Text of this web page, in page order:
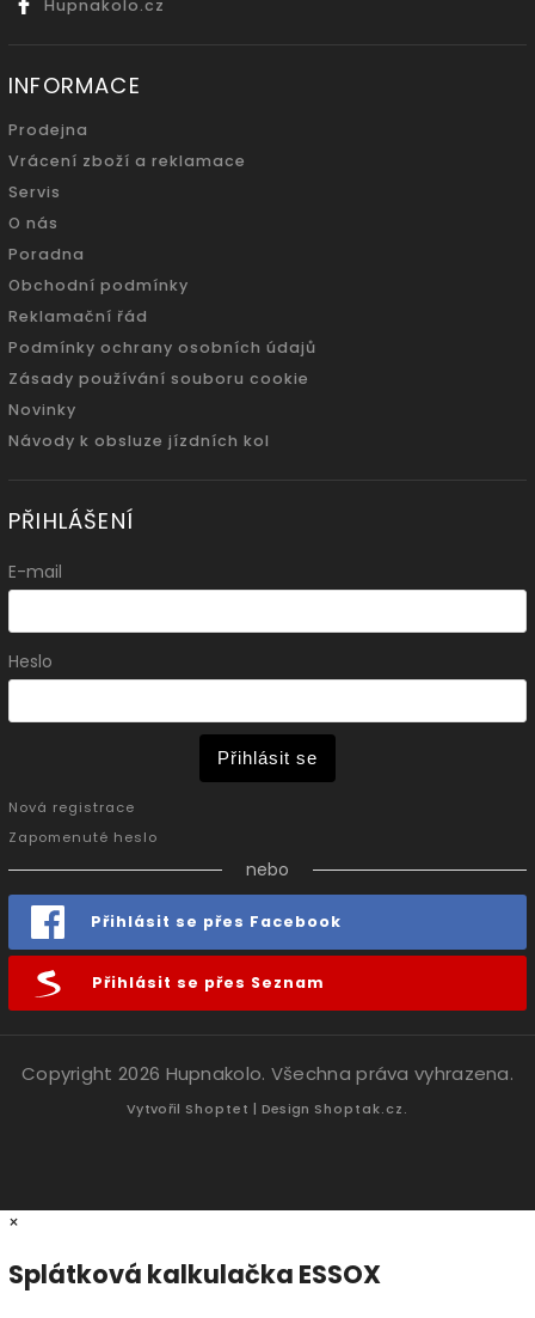
Hupnakolo.cz
INFORMACE
Prodejna
Vrácení zboží a reklamace
Servis
O nás
Poradna
Obchodní podmínky
Reklamační řád
Podmínky ochrany osobních údajů
Zásady používání souboru cookie
Novinky
Návody k obsluze jízdních kol
PŘIHLÁŠENÍ
E-mail
Heslo
Přihlásit se
Nová registrace
Zapomenuté heslo
nebo
Přihlásit se přes Facebook
Přihlásit se přes Seznam
Copyright 2026 Hupnakolo. Všechna práva vyhrazena.
Vytvořil Shoptet | Design Shoptak.cz.
×
Splátková kalkulačka ESSOX